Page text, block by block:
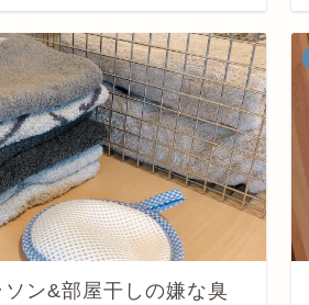
ン&部屋干しの嫌な臭